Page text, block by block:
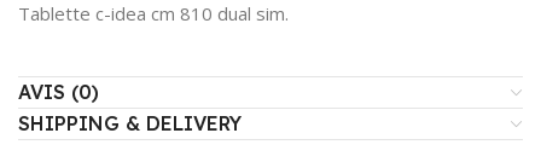
Tablette c-idea cm 810 dual sim.
AVIS (0)
SHIPPING & DELIVERY